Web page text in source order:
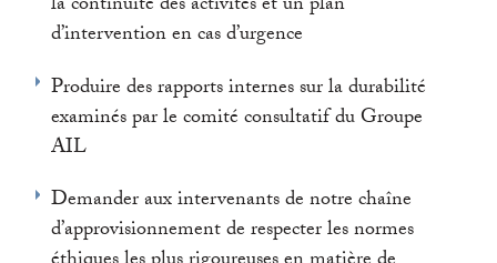
d’intervention en cas d’urgence
Produire des rapports internes sur la durabilité
examinés par le comité consultatif du Groupe
AIL
Demander aux intervenants de notre chaîne
d’approvisionnement de respecter les normes